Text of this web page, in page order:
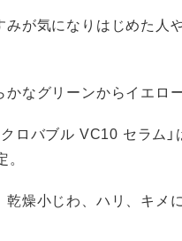
が気になりはじめた人
なグリーンからイエロ
ロバブル VC10 セラム
燥小じわ、ハリ、キメ